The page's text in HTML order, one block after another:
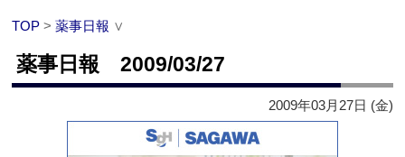
TOP >薬事日報 ∨
薬事日報 2009/03/27
2009年03月27日 (金)